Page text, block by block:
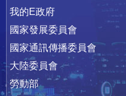
我的E政府
國家發展委員會
國家通訊傳播委員會
大陸委員會
勞動部